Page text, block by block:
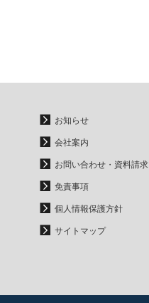
お知らせ
会社案内
お問い合わせ・資料請求
免責事項
個人情報保護方針
サイトマップ